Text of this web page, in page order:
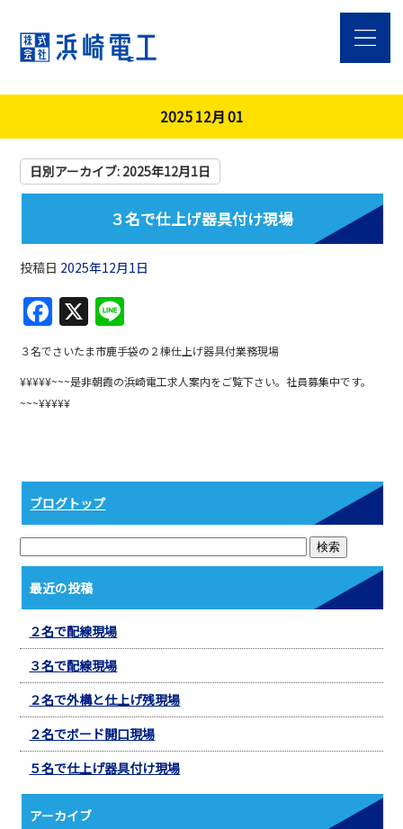
2025 12月 01
日別アーカイブ: 2025年12月1日
３名で仕上げ器具付け現場
投稿日 2025年12月1日
F
a
c
e
o
k
X
n
e
３名でさいたま市鹿手袋の２棟仕上げ器具付業務現場
¥¥¥¥¥~~~是非朝霞の浜崎電工求人案内をご覧下さい。社員募集中です。
~~~¥¥¥¥¥
ブログトップ
最近の投稿
２名で配線現場
３名で配線現場
２名で外構と仕上げ残現場
２名でボード開口現場
５名で仕上げ器具付け現場
アーカイブ